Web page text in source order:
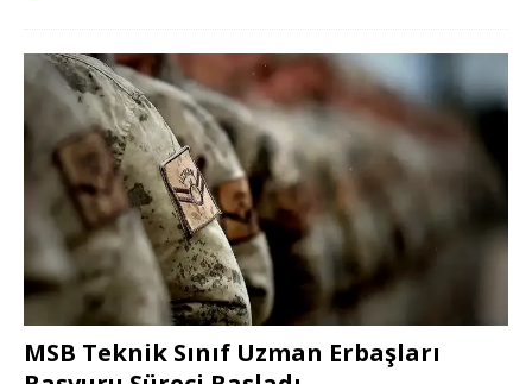
MSB Teknik Sınıf Uzman Erbaşları